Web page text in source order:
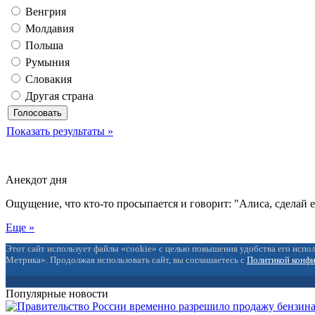
Венгрия
Молдавия
Польша
Румыния
Словакия
Другая страна
Показать результаты »
Анекдот дня
Ощущение, что кто-то просыпается и говорит: "Алиса, сделай
Еще »
Этот сайт использует файлы «cookie» с целью повышения удобства его
Метрика». Продолжая использовать сайт, вы соглашаетесь с Политикой
Популярные новости